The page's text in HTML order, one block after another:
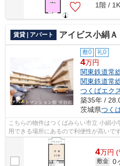
1階 /
賃貸 | アパート アイビス小絹Ａ
敷0 礼0
4万円
関東鉄道常
関東鉄道常
つくばエク
築35年 /
茨城県つく
こちらの物件はつくばみらい市立 小絹
用できる場所にあるので利便性が高いで
み捨てができるのが魅力です。電車移...
4万円 (
敷金 0